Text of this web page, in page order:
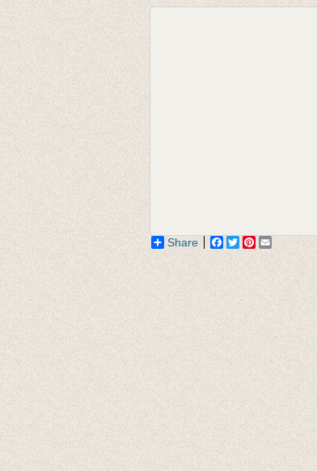
Share Facebook
TwitterPinterest